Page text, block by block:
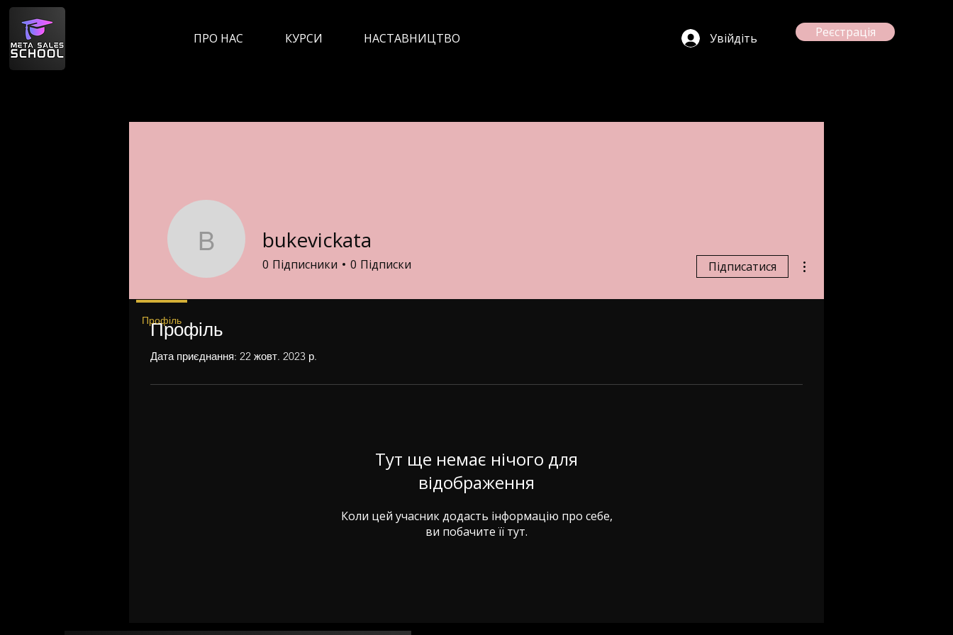
ПРО НАС КУРСИ НАСТАВНИЦТВО Увійдіть Реєстрація
Профіль
Дата приєднання: 22 жовт. 2023 р.
Тут ще немає нічого для
відображення
Коли цей учасник додасть інформацію про себе,
ви побачите її тут.
bukevickata
bukevickata
0 Підписники 0 Підписки Підписатися
Профіль